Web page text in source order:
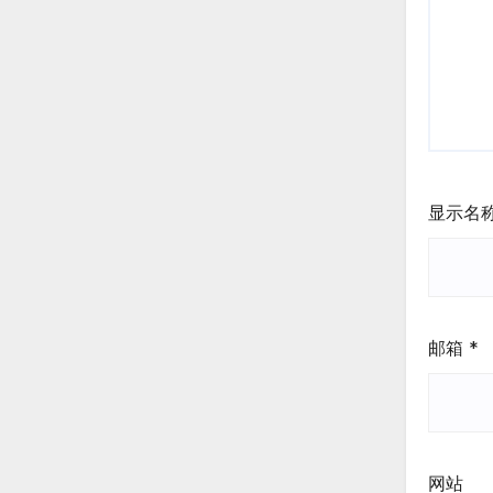
显示名
邮箱 *
网站